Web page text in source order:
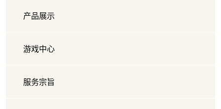
产品展示
游戏中心
服务宗旨